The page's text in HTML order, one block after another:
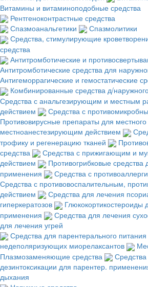
Витамины и витаминоподобные средства
Рентгеноконтрастные средства
Спазмоанальгетики
Спазмолитики
Средства, стимулирующие
средства
Антитромботические и
Антитромботические средства для
Антигеморрагические и гемостатические
Комбинированные средства д/
Средства с анальгезирующим и местным
действием
Средства с
Противовирусные препараты для местного
местноанестезирующим действием
трофику и регенерацию тканей
средства
Средства с прижигающим и
действием
Противогрибковые средства
применения
Средства с
Средства с противовоспалительным,
действием
Средства для лечения
гиперкератозов
Глюкокортикостероиды
применения
Средства для лечения
для лечения угрей
Средства для парентерального питания
недеполяризующих миорелаксантов
Плазмозаменяющие средства
дезинтоксикации для парентер.
дыхания